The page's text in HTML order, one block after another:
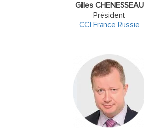
Gilles CHENESSEAU
Président
CCI France Russie